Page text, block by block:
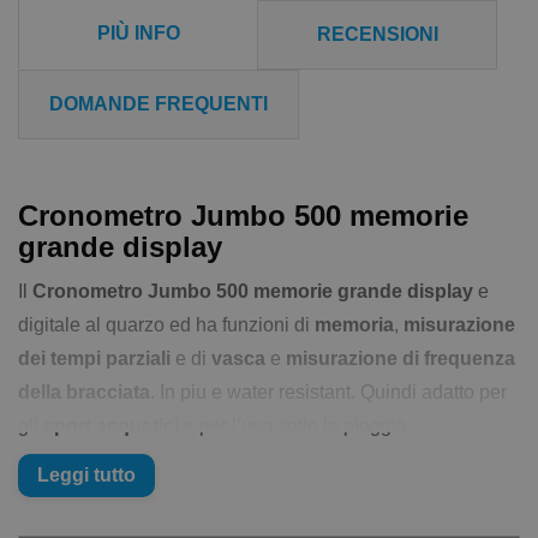
PIÙ INFO RECENSIONI
DOMANDE FREQUENTI
Cronometro Jumbo 500 memorie
grande display
Cronometro Jumbo 500 memorie grande display e
digitale al quarzo ed ha funzioni di memoria, misurazione
dei tempi parziali e di vasca e misurazione di frequenza
della bracciata
. In piu e water resistant. Quindi adatto per
Il Cronometro Jumbo 500 memorie grande display
Leggi tutto